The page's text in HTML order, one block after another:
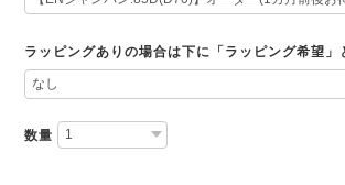
ラッピングありの場合は下に「ラッピング希望」
数量